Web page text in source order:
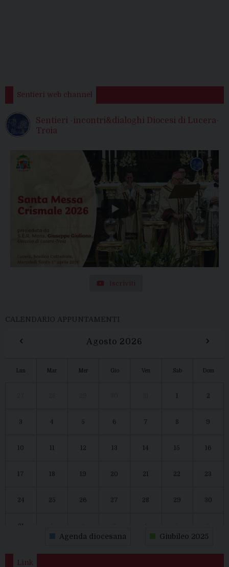
Sentieri web channel
Sentieri -incontri&dialoghi Diocesi di Lucera-
Troia
Iscriviti
CALENDARIO APPUNTAMENTI
‹ Agosto 2026 ›
Lun Mar Mer Gio Ven Sab Dom
1 2
3 4 5 6 7 8 9
10 11 12 13 14 15 16
17 18 19 20 21 22 23
24 25 26 27 28 29 30
31
Agenda diocesana Giubileo 2025
Link